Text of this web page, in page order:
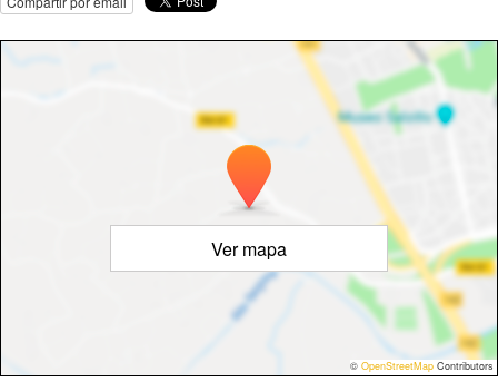
Ver mapa
© OpenStreetMap Contributors